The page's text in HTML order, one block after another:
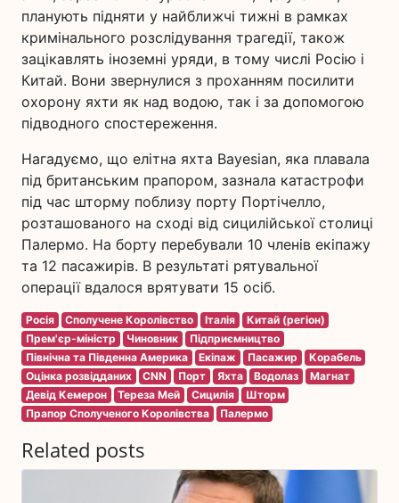
планують підняти у найближчі тижні в рамках
кримінального розслідування трагедії, також
зацікавлять іноземні уряди, в тому числі Росію і
Китай. Вони звернулися з проханням посилити
охорону яхти як над водою, так і за допомогою
підводного спостереження.
Нагадуємо, що елітна яхта Bayesian, яка плавала
під британським прапором, зазнала катастрофи
під час шторму поблизу порту Портічелло,
розташованого на сході від сицилійської столиці
Палермо. На борту перебували 10 членів екіпажу
та 12 пасажирів. В результаті рятувальної
операції вдалося врятувати 15 осіб.
Росія Сполучене Королівство Італія
Китай (регіон)
Прем'єр-міністр
Чиновник
Підприємництво
Північна та Південна Америка
Екіпаж Пасажир
Корабель
Оцінка розвідданих
CNN Порт Яхта Водолаз
Магнат
Девід Кемерон
Тереза Мей Сицилія
Шторм
Прапор Сполученого Королівства
Палермо
Related posts